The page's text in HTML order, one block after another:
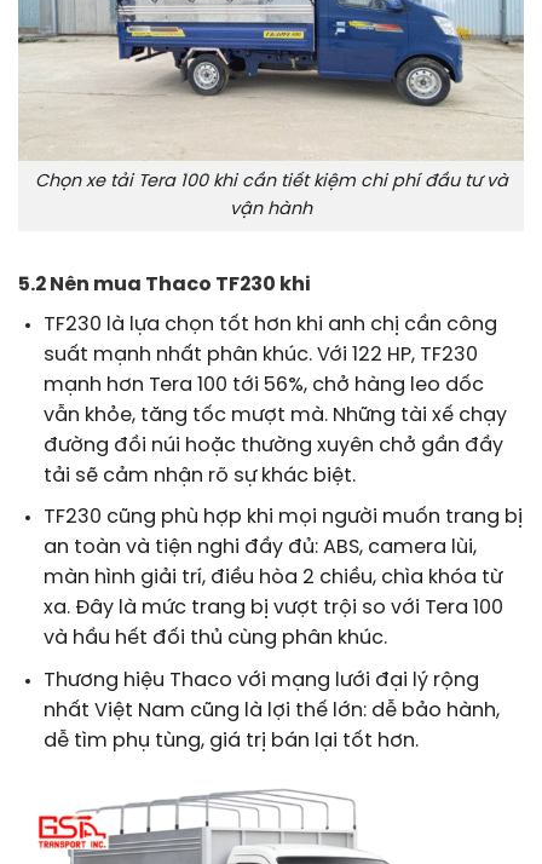
Chọn xe tải Tera 100 khi cần tiết kiệm chi phí đầu tư và
vận hành
5.2 Nên mua Thaco TF230 khi
TF230 là lựa chọn tốt hơn khi anh chị cần công
suất mạnh nhất phân khúc. Với 122 HP, TF230
mạnh hơn Tera 100 tới 56%, chở hàng leo dốc
vẫn khỏe, tăng tốc mượt mà. Những tài xế chạy
đường đồi núi hoặc thường xuyên chở gần đầy
tải sẽ cảm nhận rõ sự khác biệt.
TF230 cũng phù hợp khi mọi người muốn trang bị
an toàn và tiện nghi đầy đủ: ABS, camera lùi,
màn hình giải trí, điều hòa 2 chiều, chìa khóa từ
xa. Đây là mức trang bị vượt trội so với Tera 100
và hầu hết đối thủ cùng phân khúc.
Thương hiệu Thaco với mạng lưới đại lý rộng
nhất Việt Nam cũng là lợi thế lớn: dễ bảo hành,
dễ tìm phụ tùng, giá trị bán lại tốt hơn.